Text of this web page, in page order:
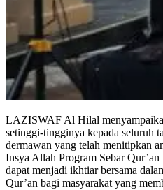
LAZISWAF Al Hilal
setinggi-tingginya kepada seluruh
dermawan yang telah menitipkan
Insya Allah Program Sebar
dapat menjadi ikhtiar bersama
Qur’an bagi masyarakat yang